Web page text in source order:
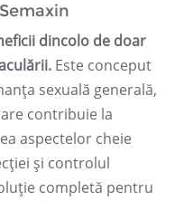
dincolo de doar
Este conceput
sexuală generală,
contribuie la
aspectelor cheie
și controlul
completă pentru